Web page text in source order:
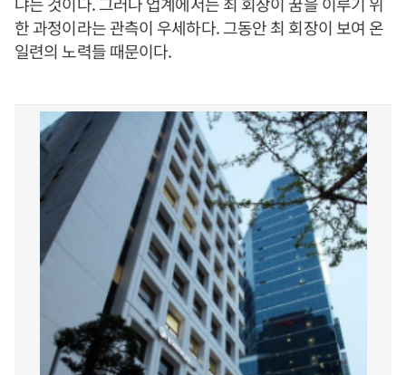
한 과정이라는 관측이 우세하다. 그동안 최 회장이 보여 온
일련의 노력들 때문이다.